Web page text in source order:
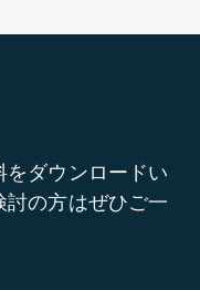
ダウンロードい
の方はぜひご一